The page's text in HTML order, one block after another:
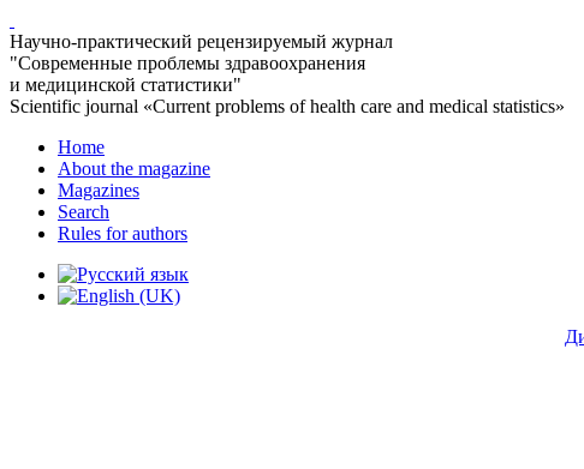
Научно-практический рецензируемый журнал
"Современные проблемы здравоохранения
и медицинской статистики"
Scientific journal «Current problems of health care and medical statistics»
Home
About the magazine
Magazines
Search
Rules for authors